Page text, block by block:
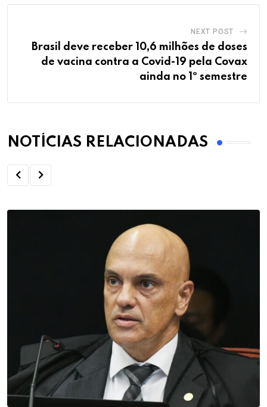
NEXT POST
Brasil deve receber 10,6 milhões de doses
de vacina contra a Covid-19 pela Covax
ainda no 1º semestre
NOTÍCIAS RELACIONADAS